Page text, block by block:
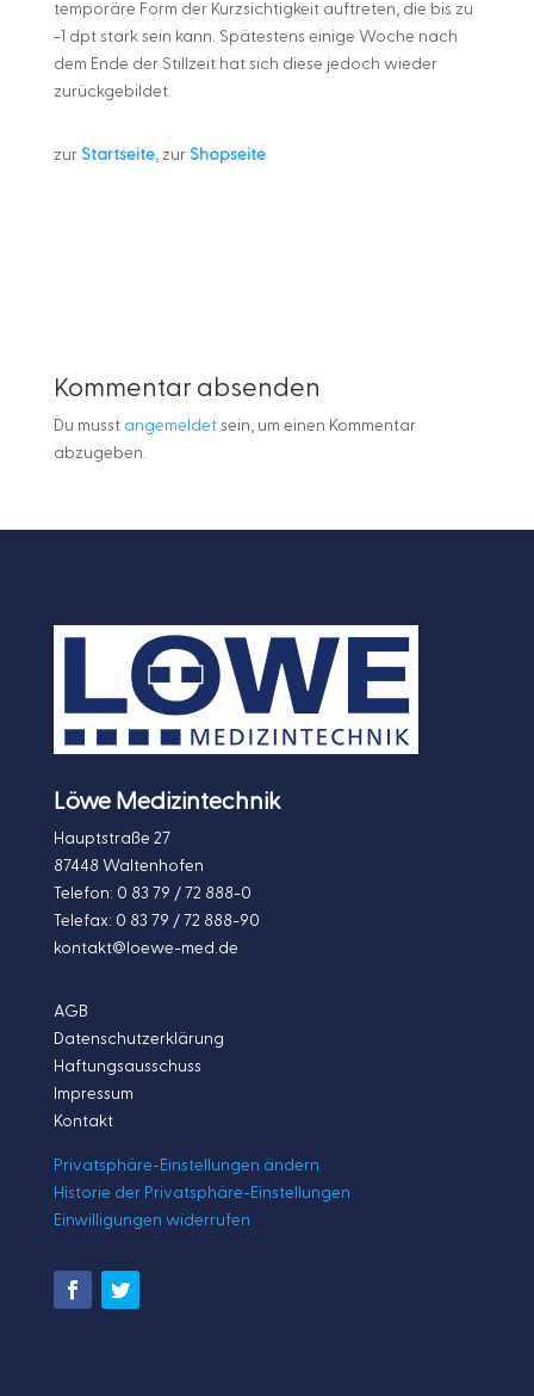
temporäre Form der Kurzsichtigkeit auftreten, die bis zu
-1 dpt stark sein kann. Spätestens einige Woche nach
dem Ende der Stillzeit hat sich diese jedoch wieder
zurückgebildet.
zur Startseite, zur Shopseite
Kommentar absenden
Du musst angemeldetsein, um einen Kommentar
abzugeben.
Löwe Medizintechnik
Hauptstraße 27
87448 Waltenhofen
Telefon: 0 83 79 / 72 888-0
Telefax: 0 83 79 / 72 888-90
kontakt@loewe-med.de
AGB
Datenschutzerklärung
Haftungsausschuss
Impressum
Kontakt
Privatsphäre-Einstellungen ändern
Historie der Privatsphäre-Einstellungen
Einwilligungen widerrufen